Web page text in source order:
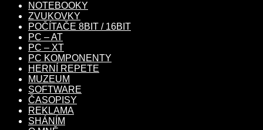
NOTEBOOKY
ZVUKOVKY
POČÍTAČE 8BIT / 16BIT
PC – AT
PC – XT
PC KOMPONENTY
HERNÍ REPETE
MUZEUM
SOFTWARE
ČASOPISY
REKLAMA
SHÁNÍM